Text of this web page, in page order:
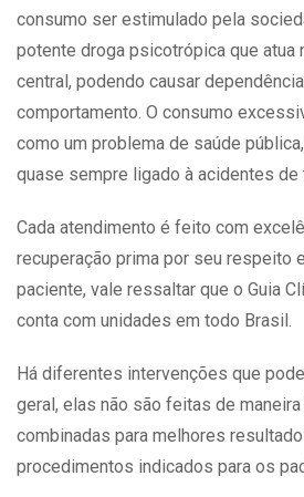
consumo ser estimulado pela
potente droga psicotrópica que atua
central, podendo causar
comportamento. O consumo
como um problema de saúde
quase sempre ligado à acidentes de
Cada atendimento é feito com
recuperação prima por seu respeito
paciente, vale ressaltar que o Guia
conta com unidades em todo Brasil.
Há diferentes intervenções que
geral, elas não são feitas de
combinadas para melhores
procedimentos indicados para os